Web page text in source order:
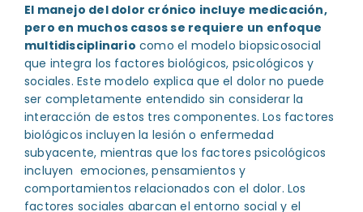
El manejo del dolor crónico incluye medicación,
pero en muchos casos se requiere un enfoque
multidisciplinario como el modelo biopsicosocial
que integra los factores biológicos, psicológicos y
sociales. Este modelo explica que el dolor no puede
ser completamente entendido sin considerar la
interacción de estos tres componentes. Los factores
biológicos incluyen la lesión o enfermedad
subyacente, mientras que los factores psicológicos
incluyen emociones, pensamientos y
comportamientos relacionados con el dolor. Los
factores sociales abarcan el entorno social y el